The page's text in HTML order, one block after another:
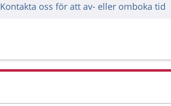
Kontakta oss för att av- eller omboka tid